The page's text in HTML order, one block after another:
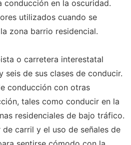
conducción en la oscuridad.
utilizados cuando se
zona barrio residencial.
o carretera interestatal
seis de sus clases de conducir.
conducción con otras
tales como conducir en la
residenciales de bajo tráfico.
carril y el uso de señales de